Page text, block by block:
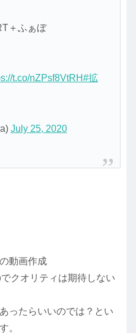
＋ふぁぼ
t.co/nZPsf8VtRH#拡
July 25, 2020
動画作成
クオリティは期待しない
ったらいいのでは？とい
。